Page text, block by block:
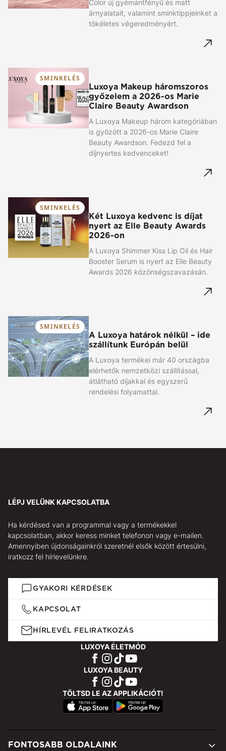
Color új gyémántfényű és matt
árnyalatait, valamint sminktippjeinket a
tökéletes végeredményért.
SMINKELÉS
Luxoya Makeup háromszoros
győzelem a 2026-os Marie
Claire Beauty Awardson
A Luxoya Makeup három kategóriában
is győzött a 2026-os Marie Claire
Beauty Awardson. Fedezd fel a
díjnyertes kedvenceket!
SMINKELÉS
Két Luxoya kedvenc is díjat
nyert az Elle Beauty Awards
2026-on
A Luxoya Shimmer Kiss Lip Oil és Hair
Booster Serum is nyert az Elle Beauty
Awards 2026 közönségszavazásán.
SMINKELÉS
A Luxoya határok nélkül – ide
szállítunk Európán belül
A Luxoya termékei már 40 országba
elérhetők nemzetközi szállítással,
átlátható díjakkal és egyszerű
rendelési folyamattal.
LÉPJ VELÜNK KAPCSOLATBA
Ha kérdésed van a programmal vagy a termékekkel
kapcsolatban, akkor keress minket telefonon vagy e-mailen.
Amennyiben újdonságainkról szeretnél elsők között értesülni,
iratkozz fel hírlevelünkre.
GYAKORI KÉRDÉSEK
KAPCSOLAT
HÍRLEVÉL FELIRATKOZÁS
LUXOYA ÉLETMÓD
LUXOYA BEAUTY
TÖLTSD LE AZ APPLIKÁCIÓT!
FONTOSABB OLDALAINK